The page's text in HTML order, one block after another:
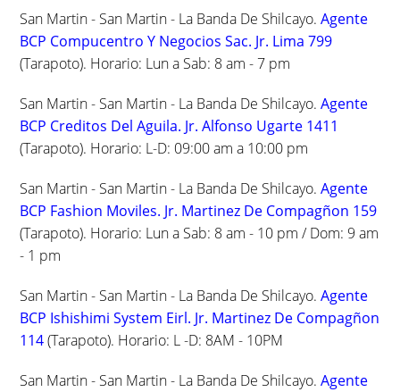
San Martin - San Martin - La Banda De Shilcayo.Agente
BCP Compucentro Y Negocios Sac. Jr. Lima 799
(Tarapoto). Horario: Lun a Sab: 8 am - 7 pm
San Martin - San Martin - La Banda De Shilcayo.Agente
BCP Creditos Del Aguila. Jr. Alfonso Ugarte 1411
(Tarapoto). Horario: L-D: 09:00 am a 10:00 pm
San Martin - San Martin - La Banda De Shilcayo.Agente
BCP Fashion Moviles. Jr. Martinez De Compagñon 159
(Tarapoto). Horario: Lun a Sab: 8 am - 10 pm / Dom: 9 am
- 1 pm
San Martin - San Martin - La Banda De Shilcayo.Agente
BCP Ishishimi System Eirl. Jr. Martinez De Compagñon
114(Tarapoto). Horario: L -D: 8AM - 10PM
San Martin - San Martin - La Banda De Shilcayo.Agente